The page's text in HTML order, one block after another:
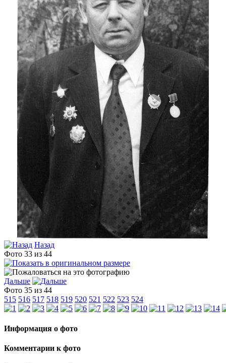
Назад
Фото 33 из 44
Дальше
Фото 35 из 44
515 516 517 518 519 520 521 522 523 524
Информация о фото
Комментарии к фото